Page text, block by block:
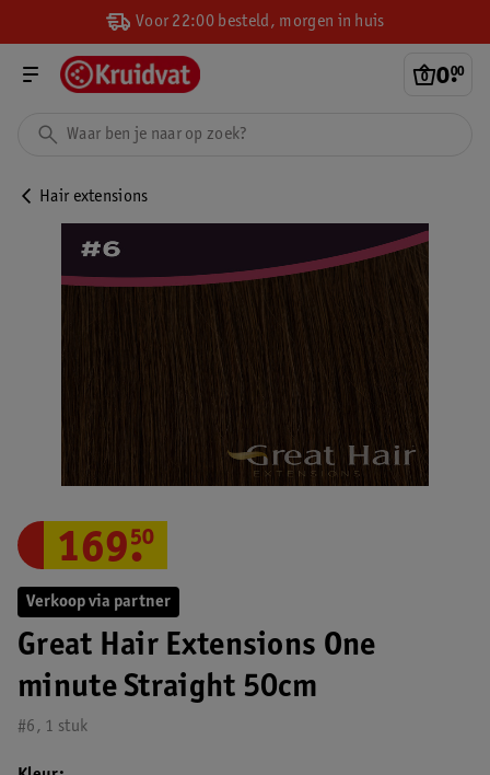
Voor 22:00 besteld, morgen in huis
0.
00
Hair extensions
Verkoop via partner
Great Hair Extensions One
minute Straight 50cm
#6, 1 stuk
169.
50